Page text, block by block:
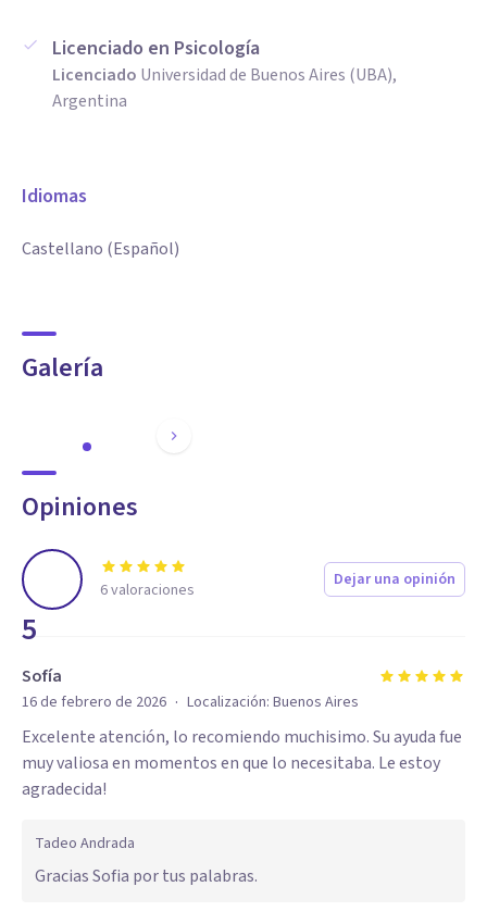
Licenciado en Psicología
Licenciado Universidad de Buenos Aires (UBA),
Argentina
Idiomas
Castellano (Español)
Galería
Opiniones
5
6valoraciones Dejar una opinión
Sofía
16 de febrero de 2026 · Localización: Buenos Aires
Excelente atención, lo recomiendo muchisimo. Su ayuda fue
muy valiosa en momentos en que lo necesitaba. Le estoy
agradecida!
Tadeo Andrada
Gracias Sofia por tus palabras.